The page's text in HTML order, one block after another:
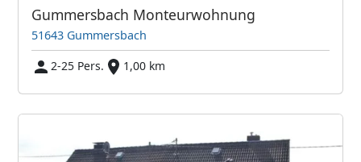
Gummersbach Monteurwohnung
51643 Gummersbach
2-25 Pers.
1,00 km